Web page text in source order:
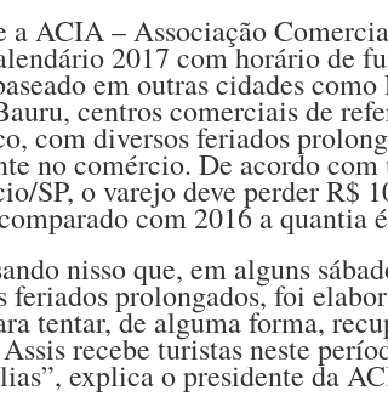
a ACIA – Associação
2017 com horário de
em outras cidades como
centros comerciais de
com diversos feriados
no comércio. De acordo com
SP, o varejo deve perder R$
com 2016 a quantia
nisso que, em alguns
feriados prolongados, foi
tentar, de alguma forma,
recebe turistas neste
explica o presidente da